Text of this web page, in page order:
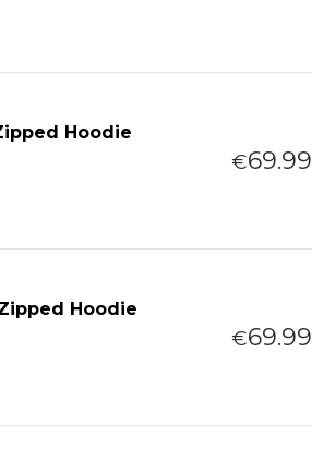
Hoodie
€69.99
Hoodie
€69.99